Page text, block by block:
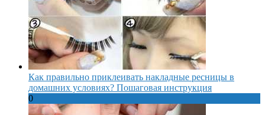
Как правильно приклеивать накладные ресницы в
домашних условиях? Пошаговая инструкция
0